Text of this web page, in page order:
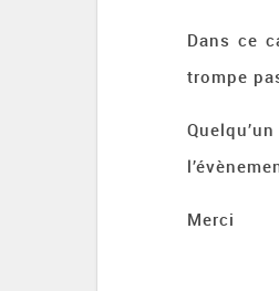
Dans ce
trompe
Merci